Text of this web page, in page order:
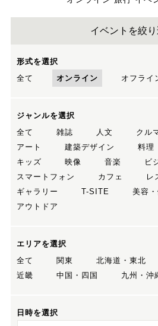
イベントを絞
形式を選択
全て
オンライン オフライ
ジャンルを選択
全て
雑誌 人文
クル
アート
建築デザイン 料理
キッズ
映像 音楽
ビ
スマートフォン
カフェ レ
ギャラリー
T-SITE 美容
アウトドア
エリアを選択
全て
関東 北海道・東北
近畿
中国・四国 九州・沖
日時を選択